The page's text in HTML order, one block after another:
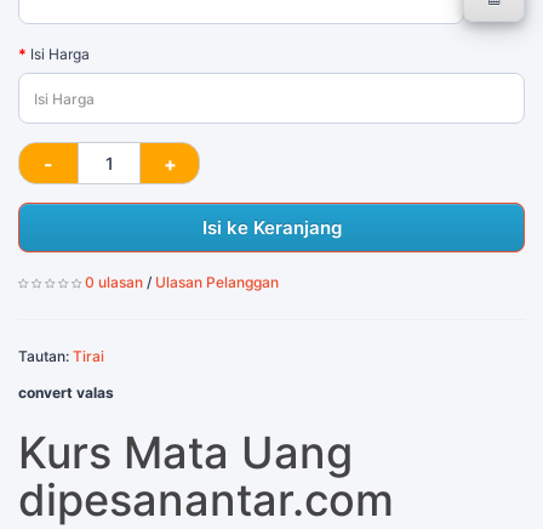
Isi Harga
Isi ke Keranjang
0 ulasan / Ulasan Pelanggan
Tautan: Tirai
convert valas
Kurs Mata Uang
dipesanantar.com